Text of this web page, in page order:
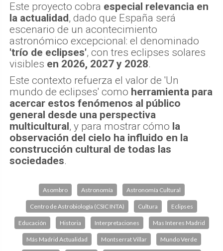
Este proyecto cobra especial relevancia en
la actualidad, dado que España será
escenario de un acontecimiento
astronómico excepcional: el denominado
'trío de eclipses', con tres eclipses solares
visibles en 2026, 2027 y 2028.
Este contexto refuerza el valor de 'Un
mundo de eclipses' como herramienta para
acercar estos fenómenos al público
general desde una perspectiva
multicultural, y para mostrar cómo la
observación del cielo ha influido en la
construcción cultural de todas las
sociedades.
Asombro Astronomía Astronomía Cultural
Centro de Astrobiología (CSIC INTA) Cultura Eclipses
Educación Historia Interpretaciones Mas Interes Madrid
Más Madrid Actualidad Montserrat Villar Mundo Verde